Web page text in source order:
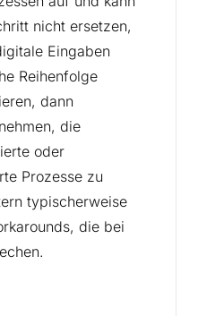
nicht ersetzen,
Eingaben
Reihenfolge
dann
die
oder
Prozesse zu
typischerweise
die bei